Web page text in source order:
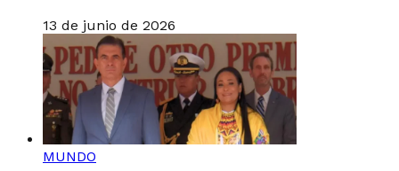
13 de junio de 2026
MUNDO